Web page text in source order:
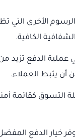
الأخرى التي
الكافية.
عملية الدفع تزيد
أن يثبط العملاء.
كقائمة
توفر خيار الدفع